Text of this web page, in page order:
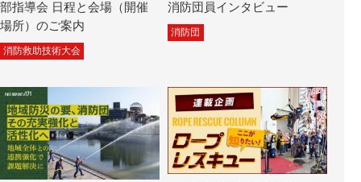
部指導会 日程と会場（開催
場所）のご案内
消防救助技術大会
消防団員インタビュー
消防団